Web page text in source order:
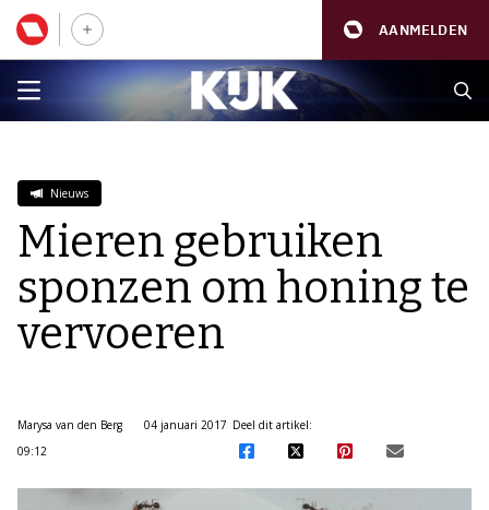
AANMELDEN
Nieuws
Mieren gebruiken
sponzen om honing te
vervoeren
Marysa van den Berg
04 januari 2017
09:12
Deel dit artikel: